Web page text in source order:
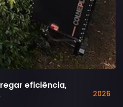
eficiência,
2026